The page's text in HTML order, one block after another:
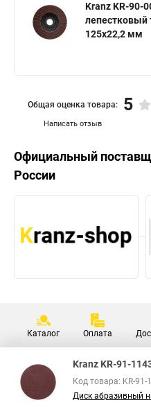
Kranz KR-90-
лепестковый
125х22,2 мм
Написать отзыв
Общая оценка товара: 5
Официальный
России
Каталог Оплата
Kranz KR-91-
Код товара: KR-91-
Диск абразивный